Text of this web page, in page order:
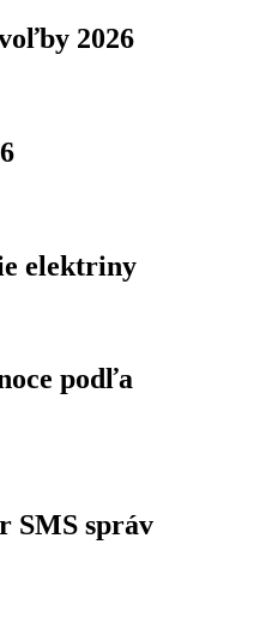
2026
elektriny
podľa
SMS správ